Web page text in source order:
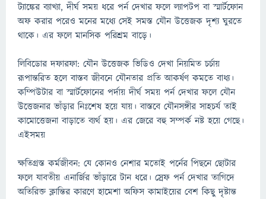
ট্যাঙ্কের ব্যাখ্যা, দীর্ঘ সময় ধরে পর্ন দেখার ফলে ল্যাপটপ বা স্মার্টফোন
অফ করার পরেও মনের মধ্যে সেই সমস্ত যৌন উত্তেজক দৃশ্য ঘুরতে
থাকে। এর ফলে মানসিক পরিশ্রম বাড়ে।
লিবিডোর দফারফা: যৌন উত্তেজক ভিডিও দেখা নিয়মিত চর্চায়
রূপান্তরিত হলে বাস্তব জীবনে যৌনতার প্রতি আকর্ষণ কমতে বাধ্য।
কম্পিউটার বা স্মার্টফোনের পর্দায় দীর্ঘ সময় পর্ন দেখার ফলে যৌন
উত্তেজনার ভাঁড়ার নিঃশেষ হয়ে যায়। বাস্তবে যৌনসঙ্গীর সাহচর্য তাই
কামোত্তেজনা বাড়াতে ব্যর্থ হয়। এর জেরে বহু সম্পর্ক নষ্ট হয়ে গেছে।
এইসময়
ক্ষতিগ্রস্ত কর্মজীবন: যে কোনও নেশার মতোই পর্নের পিছনে ছোটার
ফলে যাবতীয় এনার্জির ভাঁড়ারে টান ধরে। স্রেফ পর্ন দেখার তাগিদে
অতিরিক্ত ক্লান্তির কারণে হামেশা অফিস কামাইয়ের বেশ কিছু দৃষ্টান্ত